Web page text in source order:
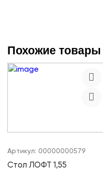
Похожие товары
Артикул: 00000000579
Стол ЛОФТ 1,55